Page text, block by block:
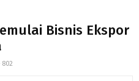
Bisnis Ekspor
802